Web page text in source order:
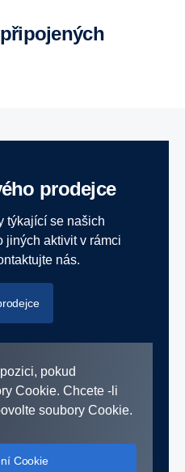
prodejce
týkající se našich
jiných aktivit v rámci
nás.
pokud
Cookie. Chcete -li
soubory Cookie.
Cookie